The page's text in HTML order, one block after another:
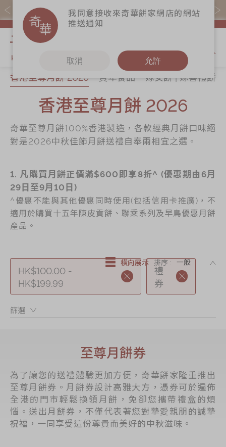
購物滿$368(折扣後)即免本地運費！
關於奇華
奇華傳奇
分店網絡
嫁喜須知
奇華網誌
奇華餅食
香港至尊月餅
2026
賀年食品
嫁女餅 | 嫁喜禮
手信禮品
家鄉餅食｜香港
製造
奇華迪士尼禮盒
更多
奇華Fans
奇華茶室
加入奇華
香港至尊月餅 2026 賀年食品
嫁女餅 | 嫁喜禮餅
所有產品香港至尊月餅 2026
奇華至尊月餅100%香港製造，各款經典月餅口味絕
對是2026中秋佳節月餅送禮自奉兩相宜之選。
1. 凡購買月餅正價滿$600即享8折^ (優惠期由6月
29日至9月10日)
^優惠不能與其他優惠同時使用(包括信用卡推廣)，不
適用於購買十五年陳皮貢餅、聯乘系列及早鳥優惠月餅
產品。
HK$100.00 -
HK$199.99
禮
券
篩選：
橫向展示 排序 :
至尊月餅券
為了讓您的送禮體驗更加方便，奇華餅家隆重推出
至尊月餅券。月餅券設計高雅大方，憑券可於遍佈
全港的門市輕鬆換領月餅，免卻您攜帶禮盒的煩
惱。送出月餅券，不僅代表著您對摯愛親朋的誠摯
祝福，一同享受這份尊貴而美好的中秋滋味。
我同意接收來奇華餅家網店的網站
推送通知
取消 允許